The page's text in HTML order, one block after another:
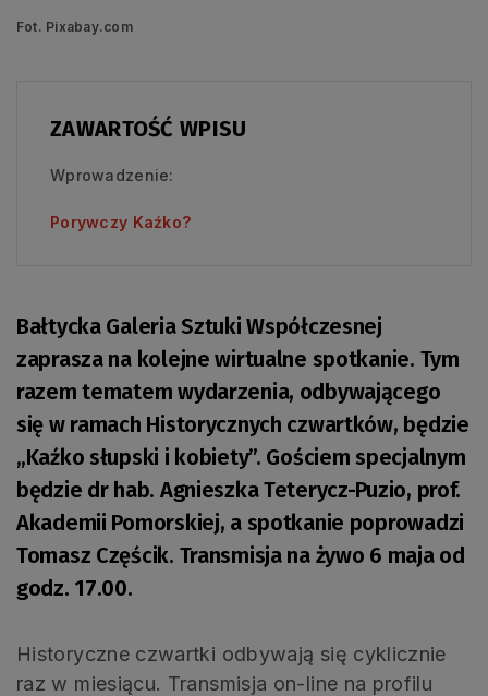
Fot. Pixabay.com
ZAWARTOŚĆ WPISU
Wprowadzenie:
Porywczy Kaźko?
Bałtycka Galeria Sztuki Współczesnej
zaprasza na kolejne wirtualne spotkanie. Tym
razem tematem wydarzenia, odbywającego
się w ramach Historycznych czwartków, będzie
„Kaźko słupski i kobiety”. Gościem specjalnym
będzie dr hab. Agnieszka Teterycz-Puzio, prof.
Akademii Pomorskiej, a spotkanie poprowadzi
Tomasz Częścik. Transmisja na żywo 6 maja od
godz. 17.00.
Historyczne czwartki odbywają się cyklicznie
raz w miesiącu. Transmisja on-line na profilu